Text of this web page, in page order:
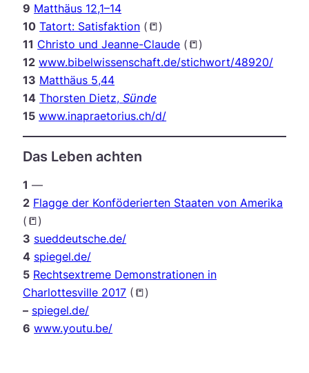
9 Matthäus 12,1–14
10 Tatort: Satisfaktion (📒)
11 Christo und Jeanne-Claude (📒)
12 www.bibelwissenschaft.de/stichwort/48920/
13 Matthäus 5,44
14 Thorsten Dietz,Sünde
15 www.inapraetorius.ch/d/
Das Leben achten
1 —
2 Flagge der Konföderierten Staaten von Amerika
(📒)
3 sueddeutsche.de/
4 spiegel.de/
5 Rechtsextreme Demonstrationen in
Charlottesville 2017 (📒)
– spiegel.de/
6 www.youtu.be/